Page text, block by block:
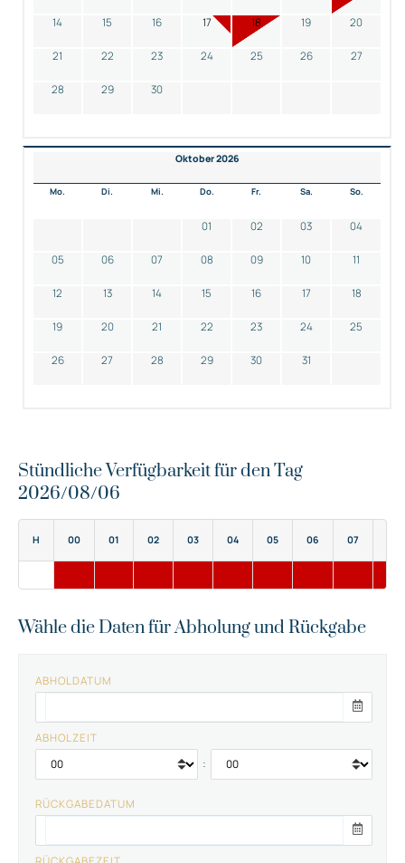
14 15 16 17 18 19 20
21 22 23 24 25 26 27
28 29 30
Oktober 2026
Mo. Di. Mi. Do. Fr. Sa. So.
01 02 03 04
05 06 07 08 09 10 11
12 13 14 15 16 17 18
19 20 21 22 23 24 25
26 27 28 29 30 31
Stündliche Verfügbarkeit für den Tag
2026/08/06
H 00 01 02 03 04 05 06 07
Wähle die Daten für Abholung und Rückgabe
ABHOLDATUM
ABHOLZEIT
:
RÜCKGABEDATUM